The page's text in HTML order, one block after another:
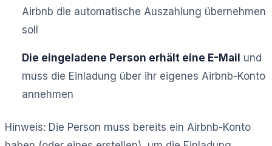
Airbnb die automatische Auszahlung übernehmen
soll
Die eingeladene Person erhält eine E-Mail und
muss die Einladung über ihr eigenes Airbnb-Konto
annehmen
Hinweis: Die Person muss bereits ein Airbnb-Konto